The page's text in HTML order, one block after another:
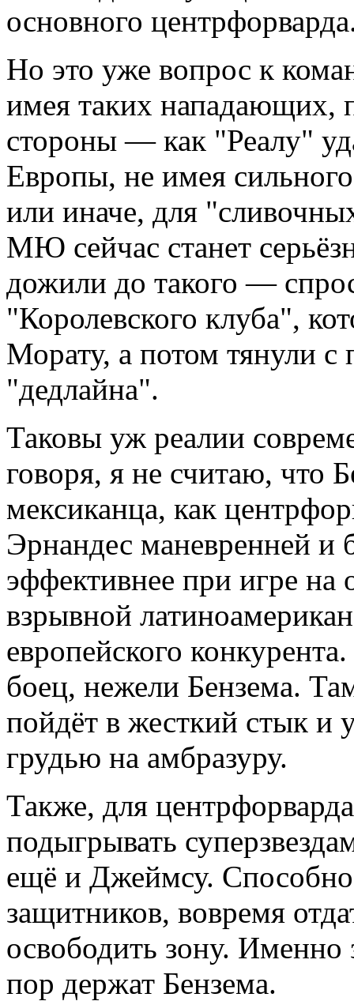
основного
Но это уже вопрос к
имея таких нападающих,
стороны — как "Реалу"
Европы, не имея
или иначе, для
МЮ сейчас станет
дожили до такого —
"Королевского клуба",
Морату, а потом тянули с
"дедлайна".
Таковы уж реалии
говоря, я не считаю, что
мексиканца, как
Эрнандес маневренней и
эффективнее при игре на
взрывной
европейского
боец, нежели Бензема.
пойдёт в жесткий стык и
грудью на амбразуру.
Также, для
подыгрывать
ещё и Джеймсу.
защитников, вовремя
освободить зону. Именно
пор держат Бензема.